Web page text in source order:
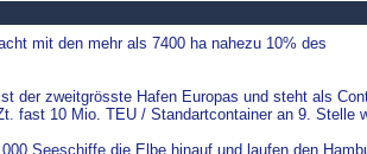
mit den mehr als 7400 ha nahezu 10% des
der zweitgrösste Hafen Europas und steht als
fast 10 Mio. TEU / Standartcontainer an 9. Stelle
Seeschiffe die Elbe hinauf und laufen den